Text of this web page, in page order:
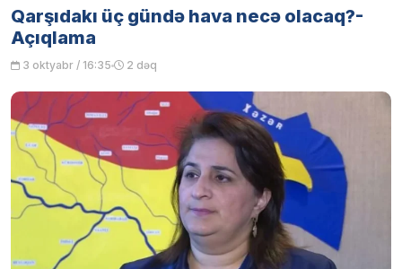
Qarşıdakı üç gündə hava necə olacaq?-
Açıqlama
3 oktyabr / 16:35 2 dəq